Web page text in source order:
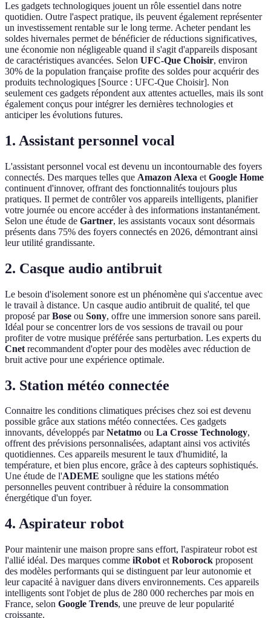
Les gadgets technologiques jouent un rôle essentiel dans notre
quotidien. Outre l'aspect pratique, ils peuvent également représenter
un investissement rentable sur le long terme. Acheter pendant les
soldes hivernales permet de bénéficier de réductions significatives,
une économie non négligeable quand il s'agit d'appareils disposant
de caractéristiques avancées. Selon UFC-Que Choisir, environ
30% de la population française profite des soldes pour acquérir des
produits technologiques [Source : UFC-Que Choisir]. Non
seulement ces gadgets répondent aux attentes actuelles, mais ils sont
également conçus pour intégrer les dernières technologies et
anticiper les évolutions futures.
1. Assistant personnel vocal
L'assistant personnel vocal est devenu un incontournable des foyers
connectés. Des marques telles que Amazon Alexa et Google Home
continuent d'innover, offrant des fonctionnalités toujours plus
pratiques. Il permet de contrôler vos appareils intelligents, planifier
votre journée ou encore accéder à des informations instantanément.
Selon une étude de Gartner, les assistants vocaux sont désormais
présents dans 75% des foyers connectés en 2026, démontrant ainsi
leur utilité grandissante.
2. Casque audio antibruit
Le besoin d'isolement sonore est un phénomène qui s'accentue avec
le travail à distance. Un casque audio antibruit de qualité, tel que
proposé parBose ou Sony, offre une immersion sonore sans pareil.
Idéal pour se concentrer lors de vos sessions de travail ou pour
profiter de votre musique préférée sans perturbation. Les experts du
Cnet recommandent d'opter pour des modèles avec réduction de
bruit active pour une expérience optimale.
3. Station météo connectée
Connaitre les conditions climatiques précises chez soi est devenu
possible grâce aux stations météo connectées. Ces gadgets
innovants, développés parNetatmo ou La Crosse Technology,
offrent des prévisions personnalisées, adaptant ainsi vos activités
quotidiennes. Ces appareils mesurent le taux d'humidité, la
température, et bien plus encore, grâce à des capteurs sophistiqués.
Une étude de l'ADEME souligne que les stations météo
personnelles peuvent contribuer à réduire la consommation
énergétique d'un foyer.
4. Aspirateur robot
Pour maintenir une maison propre sans effort, l'aspirateur robot est
l'allié idéal. Des marques comme iRobot et Roborock proposent
des modèles performants qui se distinguent par leur autonomie et
leur capacité à naviguer dans divers environnements. Ces appareils
intelligents sont l'objet de plus de 280 000 recherches par mois en
France, selon Google Trends, une preuve de leur popularité
croissante.